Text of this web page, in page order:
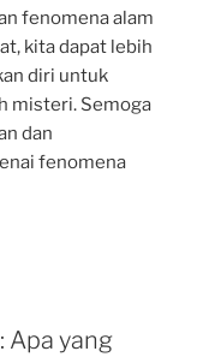
fenomena alam
kita dapat lebih
diri untuk
misteri. Semoga
dan
fenomena
Apa yang